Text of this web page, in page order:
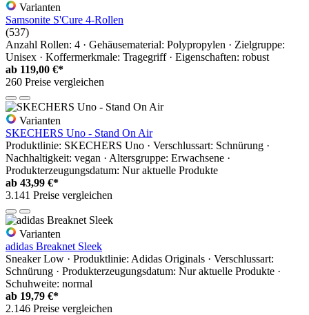
Varianten
Samsonite S'Cure 4-Rollen
(537)
Anzahl Rollen: 4 · Gehäusematerial: Polypropylen · Zielgruppe:
Unisex · Koffermerkmale: Tragegriff · Eigenschaften: robust
ab 119,00 €*
260 Preise vergleichen
Varianten
SKECHERS Uno - Stand On Air
Produktlinie: SKECHERS Uno · Verschlussart: Schnürung ·
Nachhaltigkeit: vegan · Altersgruppe: Erwachsene ·
Produkterzeugungsdatum: Nur aktuelle Produkte
ab 43,99 €*
3.141 Preise vergleichen
Varianten
adidas Breaknet Sleek
Sneaker Low · Produktlinie: Adidas Originals · Verschlussart:
Schnürung · Produkterzeugungsdatum: Nur aktuelle Produkte ·
Schuhweite: normal
ab 19,79 €*
2.146 Preise vergleichen